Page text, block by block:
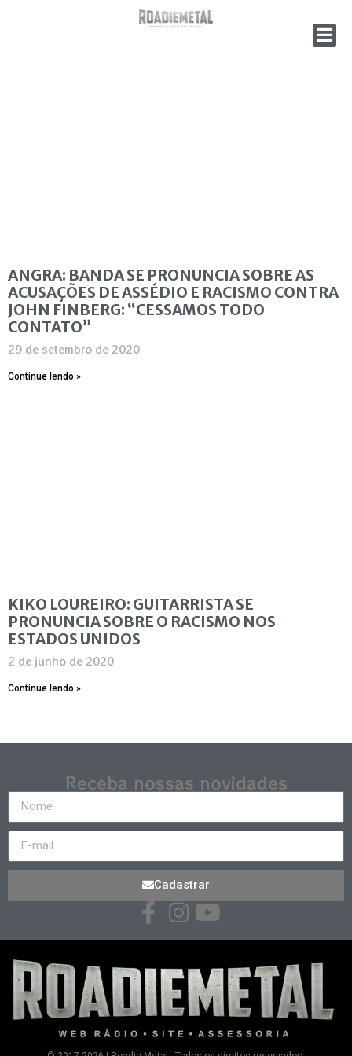
ANGRA: BANDA SE PRONUNCIA SOBRE AS
ACUSAÇÕES DE ASSÉDIO E RACISMO CONTRA
JOHN FINBERG: “CESSAMOS TODO
CONTATO”
29 de setembro de 2020
Continue lendo »
KIKO LOUREIRO: GUITARRISTA SE
PRONUNCIA SOBRE O RACISMO NOS
ESTADOS UNIDOS
2 de junho de 2020
Continue lendo »
Receba nossas novidades
Cadastrar